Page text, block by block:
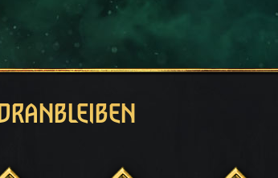
DRANBLEIBEN